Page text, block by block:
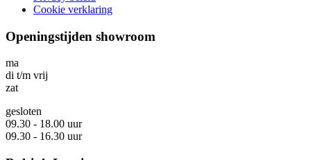
Cookie verklaring
Openingstijden showroom
ma
di t/m vrij
zat
gesloten
09.30 - 18.00 uur
09.30 - 16.30 uur